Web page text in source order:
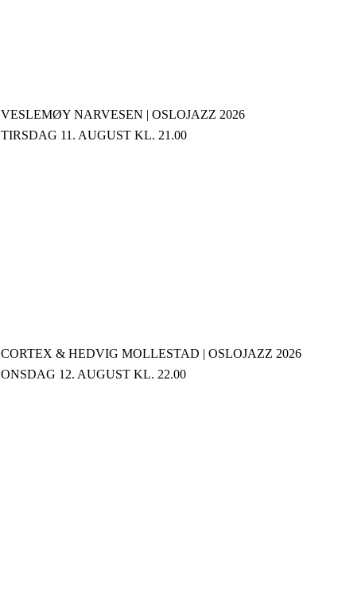
VESLEMØY NARVESEN | OSLOJAZZ 2026
TIRSDAG 11. AUGUST KL. 21.00
CORTEX & HEDVIG MOLLESTAD | OSLOJAZZ 2026
ONSDAG 12. AUGUST KL. 22.00